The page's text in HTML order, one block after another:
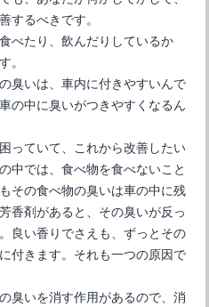
するべきです。
べたり、飲んだりしているか
。
臭いは、車内に付きやすいんで
の中に臭いがつきやすくなるん
っていて、これから改善したい
中では、食べ物を食べないこと
その食べ物の臭いは車の中に残
香剤があると、その臭いが反っ
良い香りでさえも、ずっとその
付きます。それも一つの原因で
臭いを消す作用があるので、消